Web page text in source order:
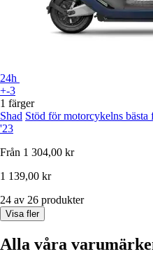
24h
+-3
1 färger
Shad Stöd för motorcykelns
'23
Från 1 304,00 kr
1 139,00 kr
24 av 26 produkter
Visa fler
Alla våra